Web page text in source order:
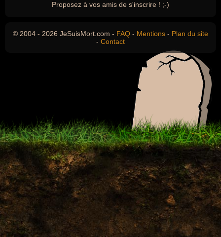
Proposez à vos amis de s'inscrire ! ;-)
© 2004 - 2026 JeSuisMort.com - FAQ - Mentions - Plan du site
- Contact